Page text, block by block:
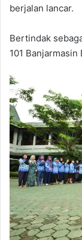
berjalan lancar.
Bertindak
101 Banjarmasin